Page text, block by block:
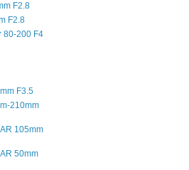
F2.8
F2.8
80-200 F4
F3.5
210mm
105mm
50mm